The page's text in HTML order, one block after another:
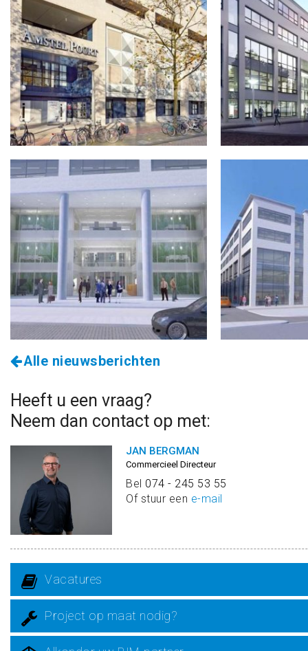
Alle nieuwsberichten
Heeft u een vraag?
Neem dan contact op met:
JAN BERGMAN
Commercieel Directeur
Bel 074 - 245 53 55
Of stuur een e-mail
Vacatures
Project op maat nodig?